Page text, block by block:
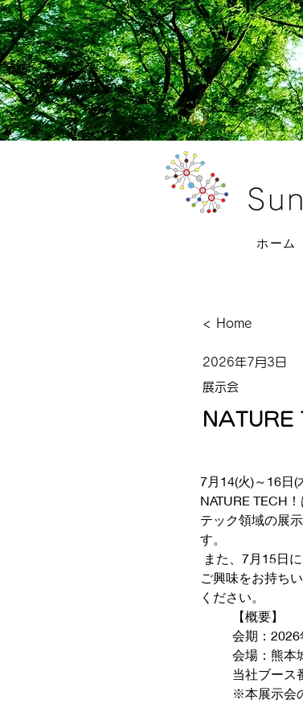
ホーム
< Home
2026年7月3日
展示会
NATURE
7月14(火)～16日
NATURE TECH
テック領域の展
す。
また、7月15日
ご興味をお持ち
ください。
【概要】
会期：2026
会場：熊本
当社ブース
※本展示会